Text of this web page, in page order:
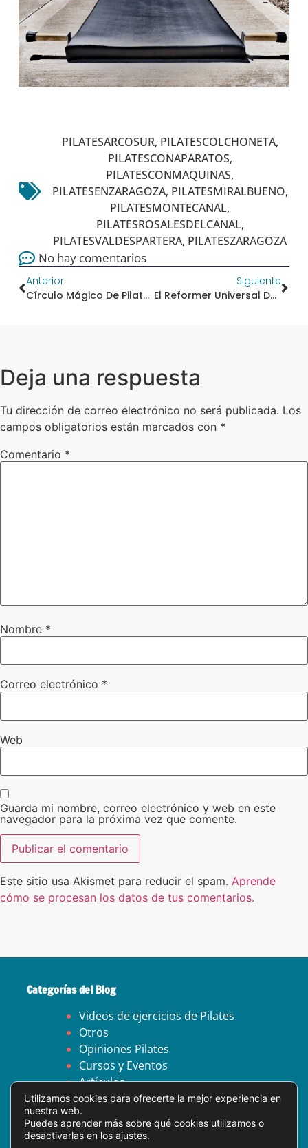
PILATESARCOSUR, PILATESCOLCHONETA,
PILATESCONAPARATOS,
PILATESCONMAQUINAS,
PILATESENZARAGOZA, PILATESMIRALBUENO,
PILATESMONTECANAL,
PILATESROSALESDELCANAL,
PILATESVALDESPARTERA, PILATESZARAGOZA
No hay comentarios
Anterior
Círculo Mágico De Pilates
Siguiente
El Reformer Universal De Pilates
Deja una respuesta
Tu dirección de correo electrónico no será publicada. Los
campos obligatorios están marcados con *
Comentario *
Nombre *
Correo electrónico *
Web
Guarda mi nombre, correo electrónico y web en este
navegador para la próxima vez que comente.
Este sitio usa Akismet para reducir el spam. Aprende
cómo se procesan los datos de tus comentarios.
Categorías del Blog
Videos de ejercicios de Pilates
Otros
Opiniones Pilates
Cursos y Eventos
Artículos
Aviso legal
Política de privacidad
Utilizamos cookies para ofrecerte la mejor experiencia en
nuestra web.
Puedes aprender más sobre qué cookies utilizamos o
desactivarlas en los ajustes.